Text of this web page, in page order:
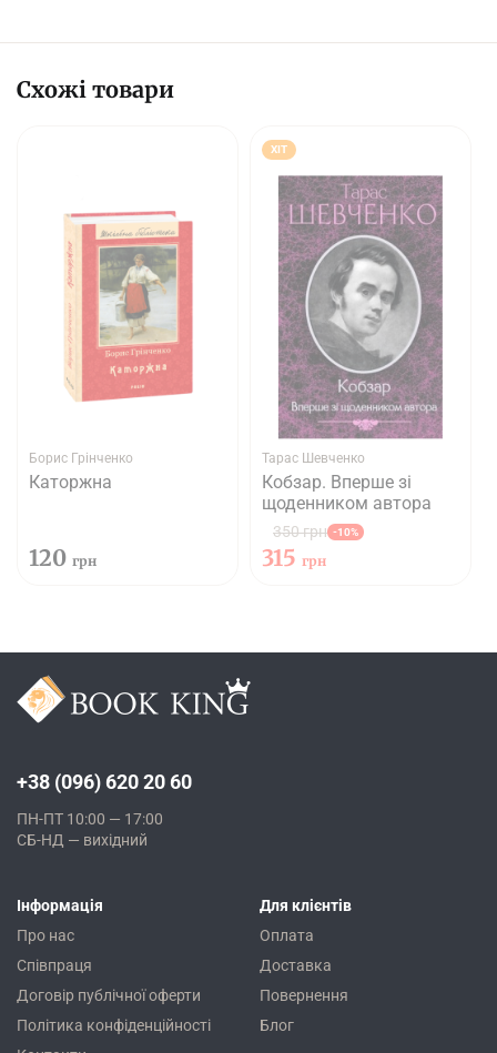
Схожі товари
Борис Грінченко
Каторжна
120 грн
ХІТ
Тарас Шевченко
Кобзар. Вперше зі
щоденником автора
350 грн -10%
315 грн
+38 (096) 620 20 60
ПН-ПТ 10:00 — 17:00
СБ-НД — вихідний
Інформація
Про нас
Співпраця
Договір публічної оферти
Політика конфіденційності
Для клієнтів
Оплата
Доставка
Повернення
Блог